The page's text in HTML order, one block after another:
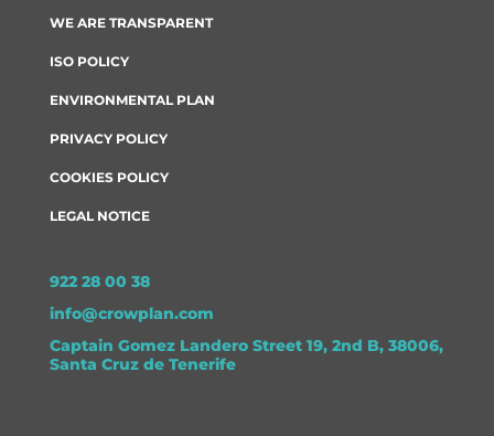
WE ARE TRANSPARENT
ISO POLICY
ENVIRONMENTAL PLAN
PRIVACY POLICY
COOKIES POLICY
LEGAL NOTICE
922 28 00 38
info@crowplan.com
Captain Gomez Landero Street 19, 2nd B, 38006,
Santa Cruz de Tenerife